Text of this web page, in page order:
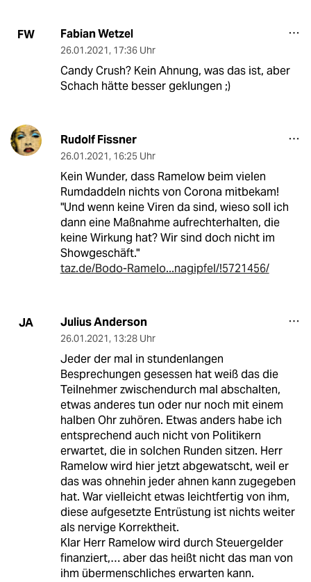
FW Fabian Wetzel
26.01.2021, 17:36 Uhr
Candy Crush? Kein Ahnung, was das ist, aber
Schach hätte besser geklungen ;)
Rudolf Fissner
26.01.2021, 16:25 Uhr
Kein Wunder, dass Ramelow beim vielen
Rumdaddeln nichts von Corona mitbekam!
"Und wenn keine Viren da sind, wieso soll ich
dann eine Maßnahme aufrechterhalten, die
keine Wirkung hat? Wir sind doch nicht im
Showgeschäft."
taz.de/Bodo-Ramelo...nagipfel/!5721456/
JA Julius Anderson
26.01.2021, 13:28 Uhr
Jeder der mal in stundenlangen
Besprechungen gesessen hat weiß das die
Teilnehmer zwischendurch mal abschalten,
etwas anderes tun oder nur noch mit einem
halben Ohr zuhören. Etwas anders habe ich
entsprechend auch nicht von Politikern
erwartet, die in solchen Runden sitzen. Herr
Ramelow wird hier jetzt abgewatscht, weil er
das was ohnehin jeder ahnen kann zugegeben
hat. War vielleicht etwas leichtfertig von ihm,
diese aufgesetzte Entrüstung ist nichts weiter
als nervige Korrektheit.
Klar Herr Ramelow wird durch Steuergelder
finanziert,… aber das heißt nicht das man von
ihm übermenschliches erwarten kann.